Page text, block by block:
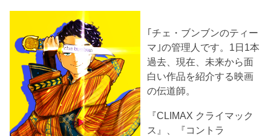
｢チェ・ブンブンのティー
マ｣の管理人です。1日1本
過去、現在、未来から面
白い作品を紹介する映画
の伝道師。
『CLIMAX クライマック
ス』、『コントラ